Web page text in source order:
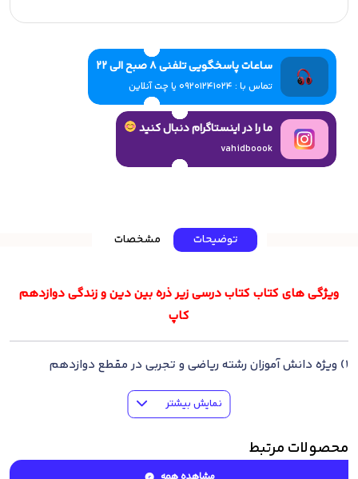
ساعات پاسخگویی تلفنی 8 صبح الی 22
تماس با : 09201241024 یا چت آنلاین
ما را در اینستاگرام دنبال کنید
vahidboook
توضیحات مشخصات
ویژگی های کتاب کتاب درسی زیر ذره بین دین و زندگی دوازدهم
کاپ
1) ویژه دانش آموزان رشته ریاضی و تجربی در مقطع دوازدهم
5) تفسیر تمامی تصاویر کتاب درسی
نمایش بیشتر
محصولات مرتبط